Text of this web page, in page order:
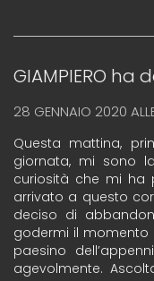
GIAMPIERO ha
28 GENNAIO 2020
Questa mattina,
giornata, mi sono
curiosità che mi ha
arrivato a questo
deciso di
godermi il momento
paesino
agevolmente.